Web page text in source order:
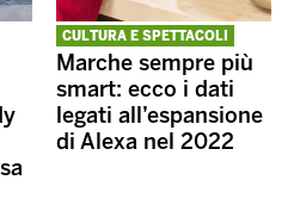
CULTURA E SPETTACOLI
Marche sempre più
smart: ecco i dati
legati all’espansione
di Alexa nel 2022